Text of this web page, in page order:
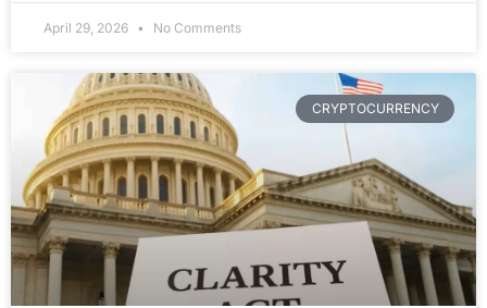
April 29, 2026 No Comments
CRYPTOCURRENCY